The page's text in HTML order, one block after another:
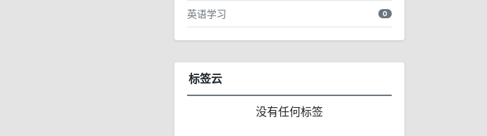
英语学习 0
标签云
没有任何标签